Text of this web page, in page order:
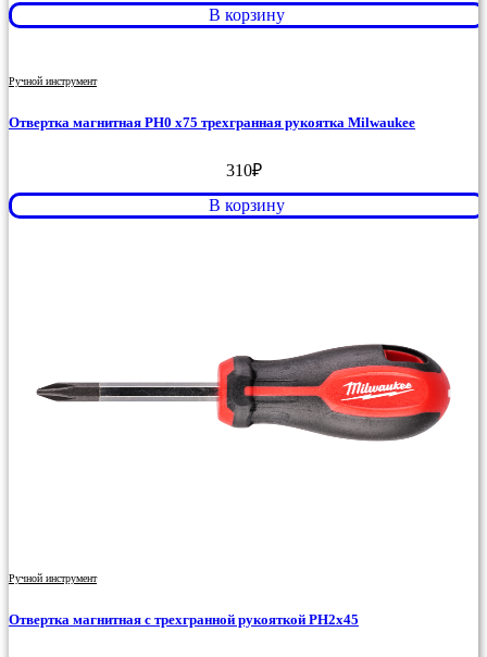
В корзину
Ручной инструмент
Отвертка магнитная PH0 x75 трехгранная рукоятка Milwaukee
310₽
В корзину
Ручной инструмент
Отвертка магнитная с трехгранной рукояткой PH2x45